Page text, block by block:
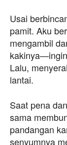
Usai
pamit. Aku
mengambil
Lalu,
lantai.
Saat pena
sama
pandangan
senyumnya